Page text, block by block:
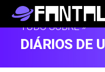
TUDO SOBRE »
DIÁRIOS DE